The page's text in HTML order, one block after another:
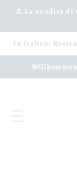
Direkt
zum
⚠️ La vendita di
In Italien: